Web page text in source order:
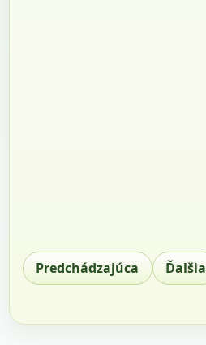
Predchádzajúca Ďalšia